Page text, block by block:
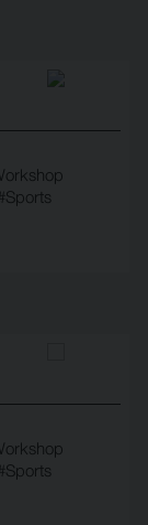
#Sports
#Sports